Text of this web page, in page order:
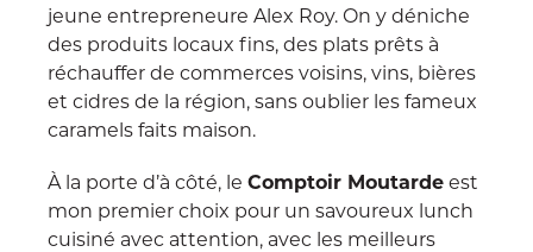
jeune entrepreneure Alex Roy. On y déniche
des produits locaux fins, des plats prêts à
réchauffer de commerces voisins, vins, bières
et cidres de la région, sans oublier les fameux
caramels faits maison.
À la porte d’à côté, le Comptoir Moutardeest
mon premier choix pour un savoureux lunch
cuisiné avec attention, avec les meilleurs